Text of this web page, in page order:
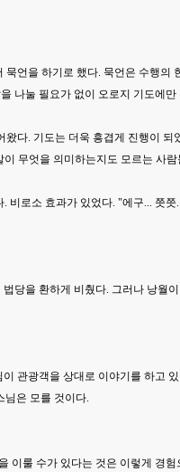
언을 하기로 했다. 묵언은 수행
나눌 필요가 없이 오로지 기도에만
다. 기도는 더욱 흥겹게 진행이
무엇을 의미하는지도 모르는 사
비로소 효과가 있었다. "에구... 쯧
당을 환하게 비췄다. 그러나 낭월
관광객을 상대로 이야기를 하고
님은 모를 것이다.
이룰 수가 있다는 것은 이렇게 경